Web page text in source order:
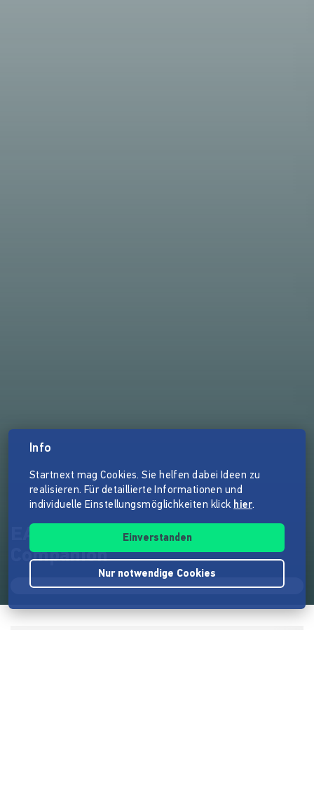
EAT-SURF-LIVE: A Cornwall
Companion
Info
Startnext mag Cookies. Sie helfen dabei Ideen zu
realisieren. Für detaillierte Informationen und
individuelle Einstellungsmöglichkeiten klick hier.
Einverstanden
Nur notwendige Cookies